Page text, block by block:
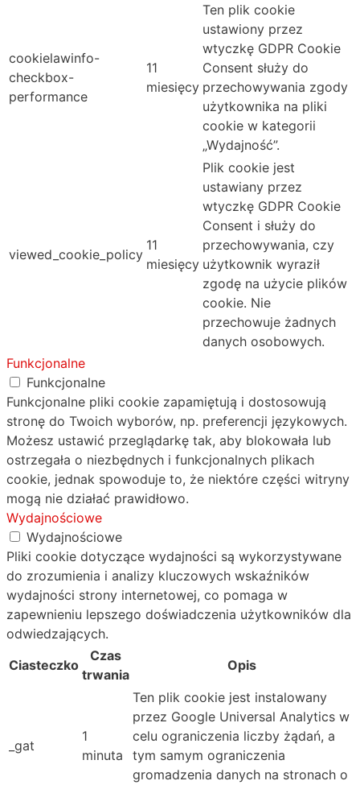
cookielawinfo-
checkbox-
performance
11
miesięcy
Ten plik cookie
ustawiony przez
wtyczkę GDPR Cookie
Consent służy do
przechowywania zgody
użytkownika na pliki
cookie w kategorii
„Wydajność”.
viewed_cookie_policy
11
miesięcy
Plik cookie jest
ustawiany przez
wtyczkę GDPR Cookie
Consent i służy do
przechowywania, czy
użytkownik wyraził
zgodę na użycie plików
cookie. Nie
przechowuje żadnych
danych osobowych.
Funkcjonalne
Funkcjonalne
Funkcjonalne pliki cookie zapamiętują i dostosowują
stronę do Twoich wyborów, np. preferencji językowych.
Możesz ustawić przeglądarkę tak, aby blokowała lub
ostrzegała o niezbędnych i funkcjonalnych plikach
cookie, jednak spowoduje to, że niektóre części witryny
mogą nie działać prawidłowo.
Wydajnościowe
Wydajnościowe
Pliki cookie dotyczące wydajności są wykorzystywane
do zrozumienia i analizy kluczowych wskaźników
wydajności strony internetowej, co pomaga w
zapewnieniu lepszego doświadczenia użytkowników dla
odwiedzających.
Ciasteczko
Czas
trwania
Opis
_gat
1
minuta
Ten plik cookie jest instalowany
przez Google Universal Analytics w
celu ograniczenia liczby żądań, a
tym samym ograniczenia
gromadzenia danych na stronach o